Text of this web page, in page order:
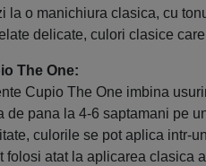
la o manichiura clasica, cu
delicate, culori clasice
The One:
Cupio The One imbina
de pana la 4-6 saptamani pe
culorile se pot aplica intr-
folosi atat la aplicarea clasica